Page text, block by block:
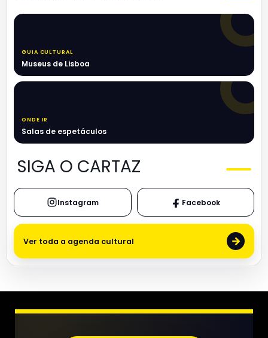
GUIA CULTURAL
Museus de Lisboa
ONDE IR
Salas de espetáculos
SIGA O CARTAZ
Instagram Facebook
Ver toda a agenda cultural →